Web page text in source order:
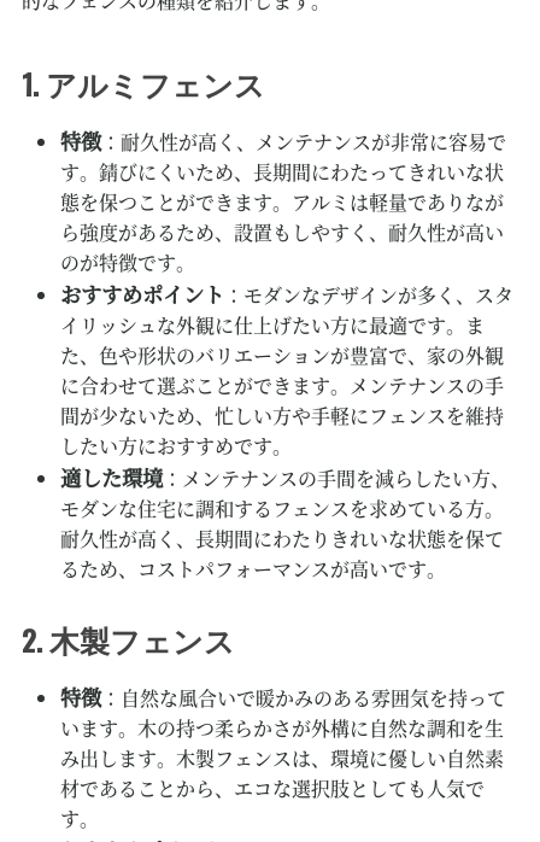
1. アルミフェンス
特徴：耐久性が高く、メンテナンスが非常に容易で
す。錆びにくいため、長期間にわたってきれいな状
態を保つことができます。アルミは軽量でありなが
ら強度があるため、設置もしやすく、耐久性が高い
のが特徴です。
おすすめポイント ：モダンなデザインが多く、スタ
イリッシュな外観に仕上げたい方に最適です。ま
た、色や形状のバリエーションが豊富で、家の外観
に合わせて選ぶことができます。メンテナンスの手
間が少ないため、忙しい方や手軽にフェンスを維持
したい方におすすめです。
適した環境：メンテナンスの手間を減らしたい方、
モダンな住宅に調和するフェンスを求めている方。
耐久性が高く、長期間にわたりきれいな状態を保て
るため、コストパフォーマンスが高いです。
2.木製フェンス
特徴：自然な風合いで暖かみのある雰囲気を持って
います。木の持つ柔らかさが外構に自然な調和を生
み出します。木製フェンスは、環境に優しい自然素
材であることから、エコな選択肢としても人気で
す。